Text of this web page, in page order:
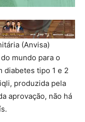
(Anvisa)
mundo para o
diabetes tipo 1 e 2
produzida pela
aprovação, não há